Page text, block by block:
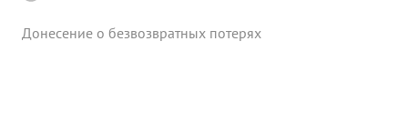
Донесение о безвозвратных потерях